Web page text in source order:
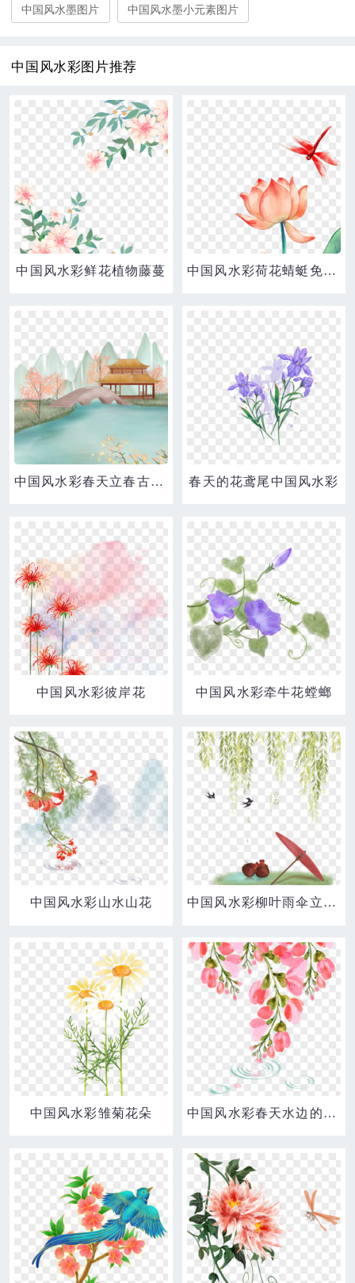
中国风水墨图片 中国风水墨小元素图片
中国风水彩图片推荐
中国风水彩鲜花植物藤蔓 中国风水彩荷花蜻蜓免扣元素
中国风水彩春天立春古风建筑植物风景 春天的花鸢尾中国风水彩
中国风水彩彼岸花 中国风水彩牵牛花螳螂
中国风水彩山水山花 中国风水彩柳叶雨伞立春素材
中国风水彩雏菊花朵 中国风水彩春天水边的花朵